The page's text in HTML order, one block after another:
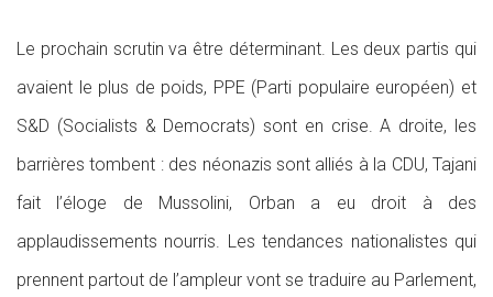
Le prochain scrutin va être déterminant. Les deux partis qui
avaient le plus de poids, PPE (Parti populaire européen) et
S&D (Socialists & Democrats) sont en crise. A droite, les
barrières tombent : des néonazis sont alliés à la CDU, Tajani
fait l’éloge de Mussolini, Orban a eu droit à des
applaudissements nourris. Les tendances nationalistes qui
prennent partout de l’ampleur vont se traduire au Parlement,